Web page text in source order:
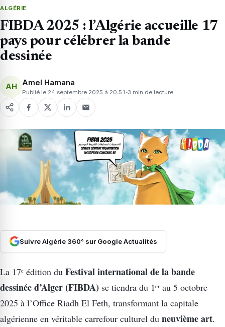
ALGÉRIE
FIBDA 2025 : l’Algérie accueille 17
pays pour célébrer la bande
dessinée
AH Amel Hamana
Publié le 24 septembre 2025 à 20:51 3 min de lecture
Suivre Algérie 360° sur Google Actualités
La 17ᵉ édition du Festival international de la bande
dessinée d’Alger (FIBDA) se tiendra du 1ᵉʳ au 5 octobre
2025 à l’Office Riadh El Feth, transformant la capitale
algérienne en véritable carrefour culturel du neuvième art.